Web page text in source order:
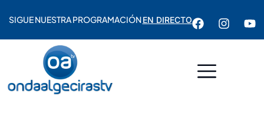
SIGUE NUESTRA PROGRAMACIÓNEN DIRECTO